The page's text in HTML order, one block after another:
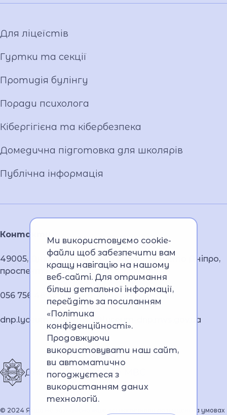
Контакти
49005, Дніпропетровська область, місто Дніпро,
проспект Науки, 26А
056 756 46 32
dnp.lyceum.bsnpv.mvs@lyceum-dnp.mvs.gov.ua
Дніпровський ліцей МВС
© 2024 Якщо не зазначено інше всі матеріали розміщені на умовах
Відеопроєкт «Кирилиця»
Для ліцеїстів
Гуртки та секції
Протидія булінгу
Поради психолога
Кібергігієна та кібербезпека
Домедична підготовка для школярів
Публічна інформація
Ми використовуємо cookie-
файли щоб забезпечити вам
кращу навігацію на нашому
веб-сайті. Для отримання
більш детальної інформації,
перейдіть за посиланням
«Політика
конфіденційності».
Продовжуючи
використовувати наш сайт,
ви автоматично
погоджуєтеся з
використанням даних
технологій.